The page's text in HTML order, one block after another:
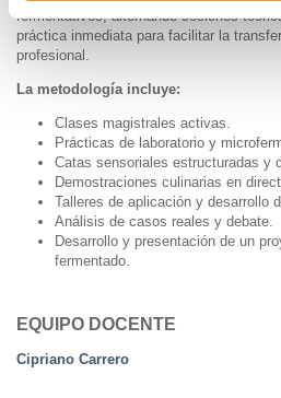
fermentativos, alternando sesiones
práctica inmediata para facilitar la
profesional.
La metodología incluye:
Clases magistrales activas.
Prácticas de laboratorio y
Catas sensoriales estructuradas y
Demostraciones culinarias en
Talleres de aplicación y desarrollo
Análisis de casos reales y debate.
Desarrollo y presentación de un
fermentado.
EQUIPO DOCENTE
Cipriano Carrero